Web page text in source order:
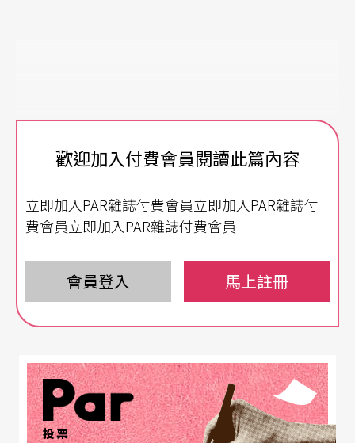
歡迎加入付費會員閱讀此篇內容
立即加入PAR雜誌付費會員立即加入PAR雜誌付
費會員立即加入PAR雜誌付費會員
會員登入 馬上註冊
投票